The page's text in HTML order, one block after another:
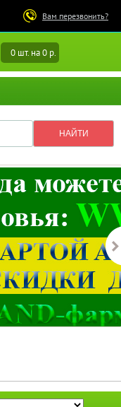
Вам перезвонить?
0 шт. на 0 р.